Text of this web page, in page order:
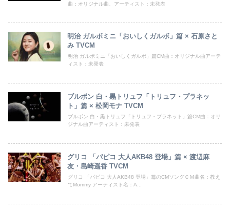
曲：オリジナル曲、アーティスト：未発表
明治 ガルボミニ「おいしくガルボ」篇 × 石原さと
み TVCM
明治 ガルボミニ「おいしくガルボ」篇CM曲：オリジナル曲アーテ
ィスト：未発表
ブルボン 白・黒トリュフ「トリュフ・プラネッ
ト」篇 × 松岡モナ TVCM
ブルボン 白・黒トリュフ「トリュフ・プラネット」篇CM曲：オリ
ジナル曲アーティスト：未発表
グリコ 「パピコ 大人AKB48 登場」篇 × 渡辺麻
友・島崎遥香 TVCM
グリコ 「パピコ 大人AKB48 登場」篇のCMソングＣＭ曲名：教え
てMommy アーティスト名：A...